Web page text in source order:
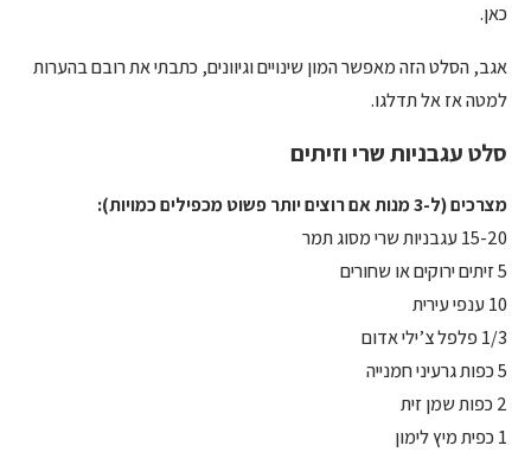
כאן.
אגב, הסלט הזה מאפשר המון שינויים וגיוונים, כתבתי את רובם בהערות
למטה אז אל תדלגו.
סלט עגבניות שרי וזיתים
מצרכים (ל-3 מנות אם רוצים יותר פשוט מכפילים כמויות):
15-20 עגבניות שרי מסוג תמר
5 זיתים ירוקים או שחורים
10 ענפי עירית
1/3 פלפל צ’ילי אדום
5 כפות גרעיני חמנייה
2 כפות שמן זית
1 כפית מיץ לימון